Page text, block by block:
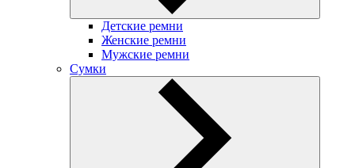
Детские ремни
Женские ремни
Мужские ремни
Сумки